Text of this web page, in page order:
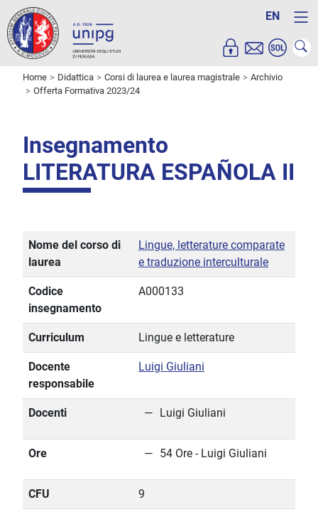
EN
Home Didattica Corsi di laurea e laurea magistrale
Archivio
Offerta Formativa 2023/24
Insegnamento
LITERATURA ESPAÑOLA II
Nome del corso di
laurea
Lingue, letterature comparate
e traduzione interculturale
Codice
insegnamento
A000133
Curriculum Lingue e letterature
Docente
responsabile
Luigi Giuliani
Docenti Luigi Giuliani
Ore 54 Ore - Luigi Giuliani
CFU 9